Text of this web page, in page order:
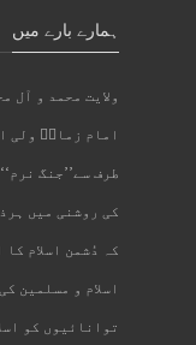
ہمارے بارے میں
ولایت محمد و آل
امام زمانؑ ولی
طرف سے’’جنگ
کی روشنی میں
کہ دُشمن اسلام
اسلام و مسلمین
توانائیوں کو